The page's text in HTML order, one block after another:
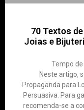
70 Textos
Joias e
Tempo
Neste artigo,
Propaganda para
Persuasiva. Para
recomenda-se a